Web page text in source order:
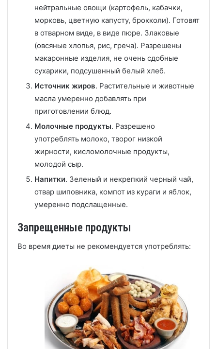
нейтральные овощи (картофель, кабачки,
морковь, цветную капусту, брокколи). Готовят
в отварном виде, в виде пюре. Злаковые
(овсяные хлопья, рис, греча). Разрешены
макаронные изделия, не очень сдобные
сухарики, подсушенный белый хлеб.
Источник жиров. Растительные и животные
масла умеренно добавлять при
приготовлении блюд.
Молочные продукты. Разрешено
употреблять молоко, творог низкой
жирности, кисломолочные продукты,
молодой сыр.
Напитки. Зеленый и некрепкий черный чай,
отвар шиповника, компот из кураги и яблок,
умеренно подслащенные.
Запрещенные продукты
Во время диеты не рекомендуется употреблять: